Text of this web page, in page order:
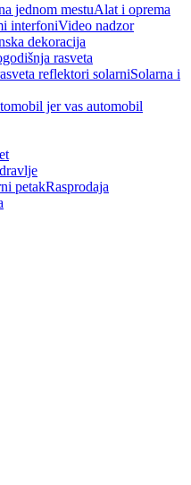
Alat i oprema
Video nadzor
dekoracija
rasveta
Solarna i
Rasprodaja